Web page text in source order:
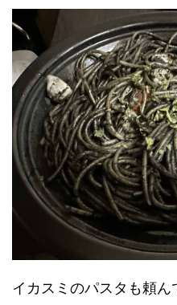
イカスミのパスタも頼ん